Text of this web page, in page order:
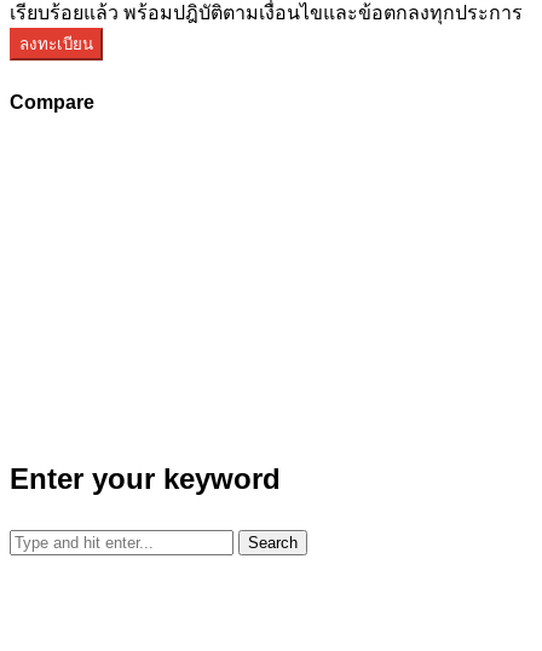
เรียบร้อยแล้ว พร้อมปฎิบัติตามเงื่อนไขและข้อตกลงทุกประการ
ลงทะเบียน
Compare
Enter your keyword
Search